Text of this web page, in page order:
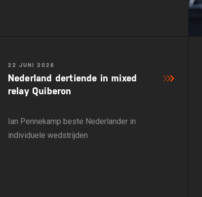
22 JUNI 2026
Nederland dertiende in mixed
relay Quiberon
Ian Pennekamp beste Nederlander in
individuele wedstrijden